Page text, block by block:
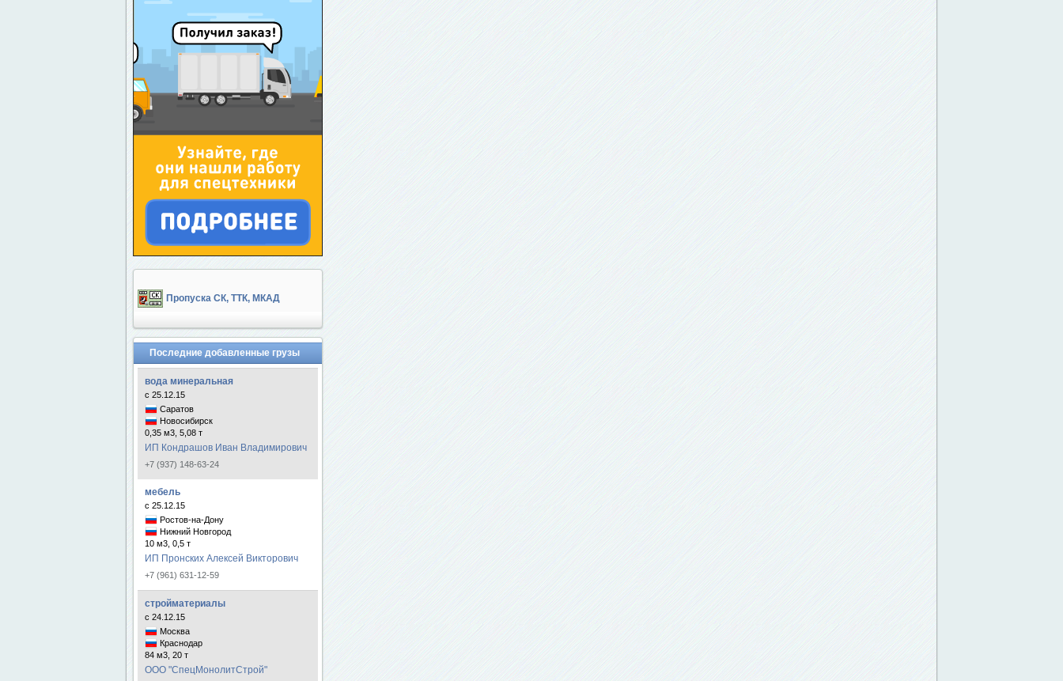
Пропуска СК, ТТК, МКАД
Последние добавленные грузы
вода минеральная
с 25.12.15
Саратов
Новосибирск
0,35 м3, 5,08 т
ИП Кондрашов Иван Владимирович
+7 (937) 148-63-24
мебель
с 25.12.15
Ростов-на-Дону
Нижний Новгород
10 м3, 0,5 т
ИП Пронских Алексей Викторович
+7 (961) 631-12-59
стройматериалы
с 24.12.15
Москва
Краснодар
84 м3, 20 т
ООО "СпецМонолитСтрой"